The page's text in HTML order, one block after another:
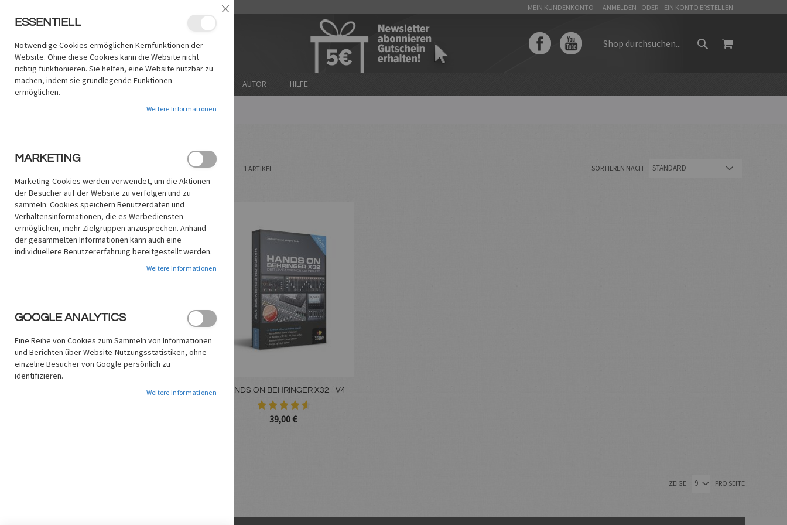
INHALT
MEIN KUNDENKONTO ANMELDEN EIN KONTO ERSTELLEN
WARENKORB
SUCHEN
THEMA SOFTWARE/MARKE AUTOR HILFE
STEPHAN KUCZERA
ANZEIGEN
Liste Liste
1 ARTIKEL SORTIEREN NACH
HANDS ON BEHRINGER X32 - V4
39,00 €
ZEIGE PRO SEITE
Schließen
ESSENTIELL
Notwendige Cookies ermöglichen Kernfunktionen der
Website. Ohne diese Cookies kann die Website nicht
richtig funktionieren. Sie helfen, eine Website nutzbar zu
machen, indem sie grundlegende Funktionen
ermöglichen.
Weitere Informationen
MARKETING
Marketing-Cookies werden verwendet, um die Aktionen
der Besucher auf der Website zu verfolgen und zu
sammeln. Cookies speichern Benutzerdaten und
Verhaltensinformationen, die es Werbediensten
ermöglichen, mehr Zielgruppen anzusprechen. Anhand
der gesammelten Informationen kann auch eine
individuellere Benutzererfahrung bereitgestellt werden.
Weitere Informationen
GOOGLE ANALYTICS
Eine Reihe von Cookies zum Sammeln von Informationen
und Berichten über Website-Nutzungsstatistiken, ohne
einzelne Besucher von Google persönlich zu
identifizieren.
Weitere Informationen